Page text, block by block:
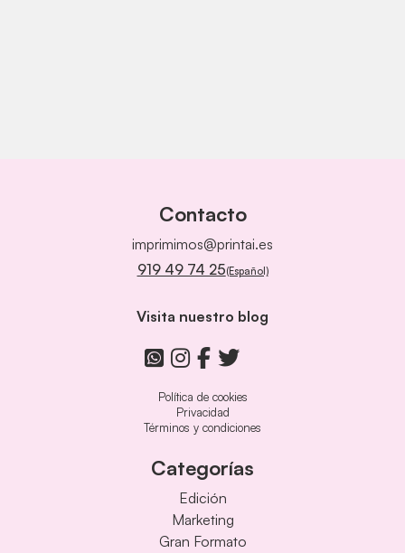
Contacto
imprimimos@printai.es
919 49 74 25(Español)
Visita nuestro blog
Política de cookies
Privacidad
Términos y condiciones
Categorías
Edición
Marketing
Gran Formato